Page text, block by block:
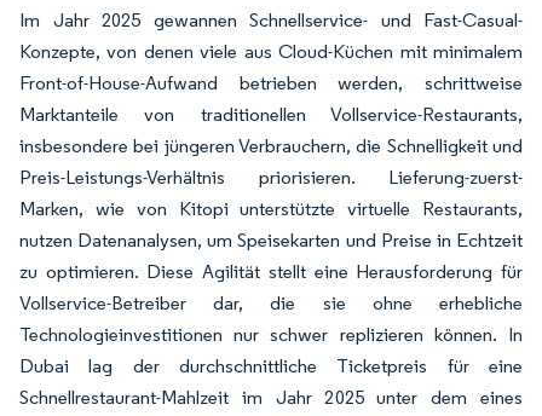
Im Jahr 2025 gewannen Schnellservice- und Fast-Casual-
Konzepte, von denen viele aus Cloud-Küchen mit minimalem
Front-of-House-Aufwand betrieben werden, schrittweise
Marktanteile von traditionellen Vollservice-Restaurants,
insbesondere bei jüngeren Verbrauchern, die Schnelligkeit und
Preis-Leistungs-Verhältnis priorisieren. Lieferung-zuerst-
Marken, wie von Kitopi unterstützte virtuelle Restaurants,
nutzen Datenanalysen, um Speisekarten und Preise in Echtzeit
zu optimieren. Diese Agilität stellt eine Herausforderung für
Vollservice-Betreiber dar, die sie ohne erhebliche
Technologieinvestitionen nur schwer replizieren können. In
Dubai lag der durchschnittliche Ticketpreis für eine
Schnellrestaurant-Mahlzeit im Jahr 2025 unter dem eines